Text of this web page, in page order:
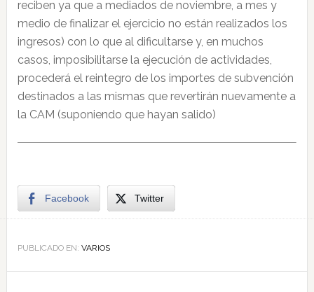
reciben ya que a mediados de noviembre, a mes y
medio de finalizar el ejercicio no están realizados los
ingresos) con lo que al dificultarse y, en muchos
casos, imposibilitarse la ejecución de actividades,
procederá el reintegro de los importes de subvención
destinados a las mismas que revertirán nuevamente a
la CAM (suponiendo que hayan salido)
Facebook Twitter
PUBLICADO EN: VARIOS